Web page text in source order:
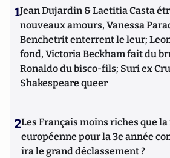
1Jean Dujardin & Laetitia Casta
nouveaux amours, Vanessa
Benchetrit enterrent le leur;
fond, Victoria Beckham fait du
Ronaldo du bisco-fils; Suri ex
Shakespeare queer
2Les Français moins riches que
européenne pour la 3e année
ira le grand déclassement ?